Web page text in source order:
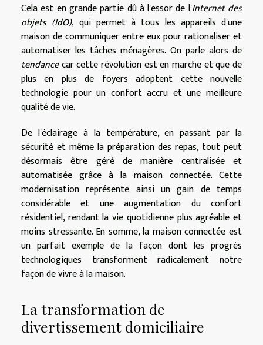
Cela est en grande partie dû à l'essor de l'Internet des
objets (IdO), qui permet à tous les appareils d'une
maison de communiquer entre eux pour rationaliser et
automatiser les tâches ménagères. On parle alors de
tendancecar cette révolution est en marche et que de
plus en plus de foyers adoptent cette nouvelle
technologie pour un confort accru et une meilleure
qualité de vie.
De l'éclairage à la température, en passant par la
sécurité et même la préparation des repas, tout peut
désormais être géré de manière centralisée et
automatisée grâce à la maison connectée. Cette
modernisation représente ainsi un gain de temps
considérable et une augmentation du confort
résidentiel, rendant la vie quotidienne plus agréable et
moins stressante. En somme, la maison connectée est
un parfait exemple de la façon dont les progrès
technologiques transforment radicalement notre
façon de vivre à la maison.
La transformation de
divertissement domiciliaire